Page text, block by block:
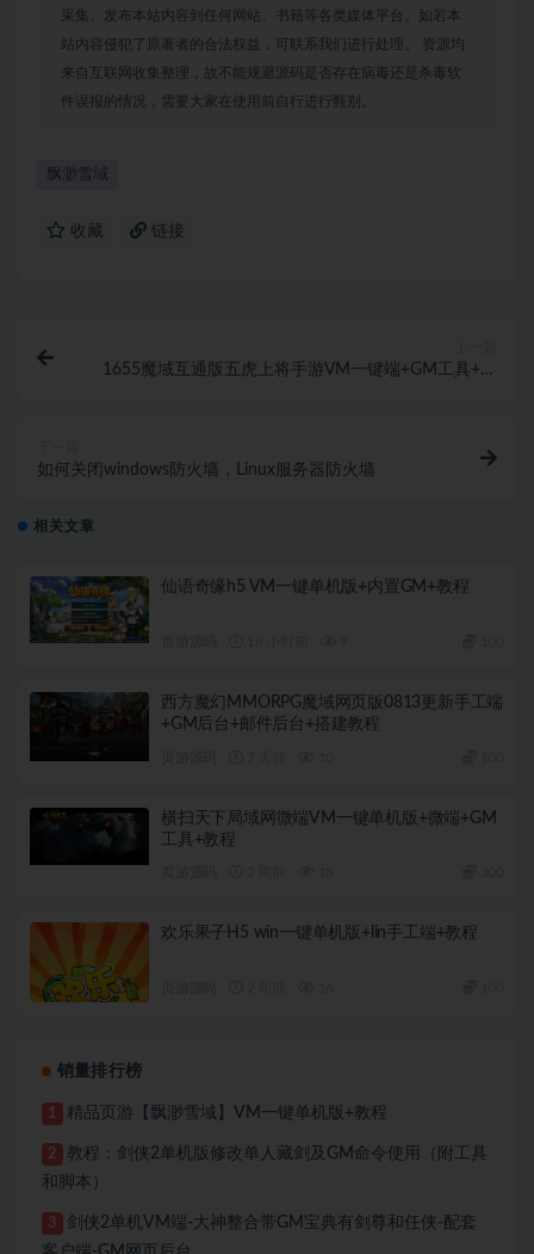
采集、发布本站内容到任何网站、书籍等各类媒体平台。如若本
站内容侵犯了原著者的合法权益，可联系我们进行处理。 资源均
来自互联网收集整理，故不能规避源码是否存在病毒还是杀毒软
件误报的情况，需要大家在使用前自行进行甄别。
飘渺雪域
收藏 链接
1655魔域互通版五虎上将手游VM一键端+GM工具+安
如何关闭windows防火墙，Linux服务器防火墙
相关文章
仙语奇缘h5 VM一键单机版+内置GM+教程
西方魔幻MMORPG魔域网页版0813更新手工端
+GM后台+邮件后台+搭建教程
横扫天下局域网微端VM一键单机版+微端+GM
工具+教程
欢乐果子H5 win一键单机版+lin手工端+教程
销量排行榜
1 精品页游【飘渺雪域】VM一键单机版+教程
2
教程：剑侠2单机版修改单人藏剑及GM命令使用（附工具
和脚本）
3
剑侠2单机VM端-大神整合带GM宝典有剑尊和任侠-配套